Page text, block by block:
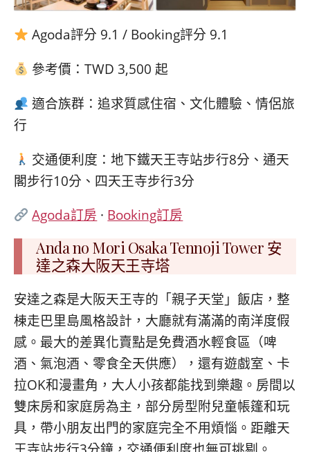
Agoda評分 9.1 / Booking評分 9.1
參考價：TWD 3,500 起
適合族群：追求質感住宿、文化體驗、情侶旅
行
交通便利度：地下鐵天王寺站步行8分、通天
閣步行10分、四天王寺步行3分
Agoda訂房 · Booking訂房
Anda no Mori Osaka Tennoji Tower 安
達之森大阪天王寺塔
安達之森是大阪天王寺的「親子天堂」飯店，整
棟走巴里島風格設計，大廳就有滿滿的南洋度假
感。最大的差異化賣點是免費酒水輕食區（啤
酒、氣泡酒、零食全天供應），還有遊戲室、卡
拉OK和漫畫角，大人小孩都能找到樂趣。房間以
雙床房和家庭房為主，部分房型附兒童帳篷和玩
具，帶小朋友出門的家庭完全不用煩惱。距離天